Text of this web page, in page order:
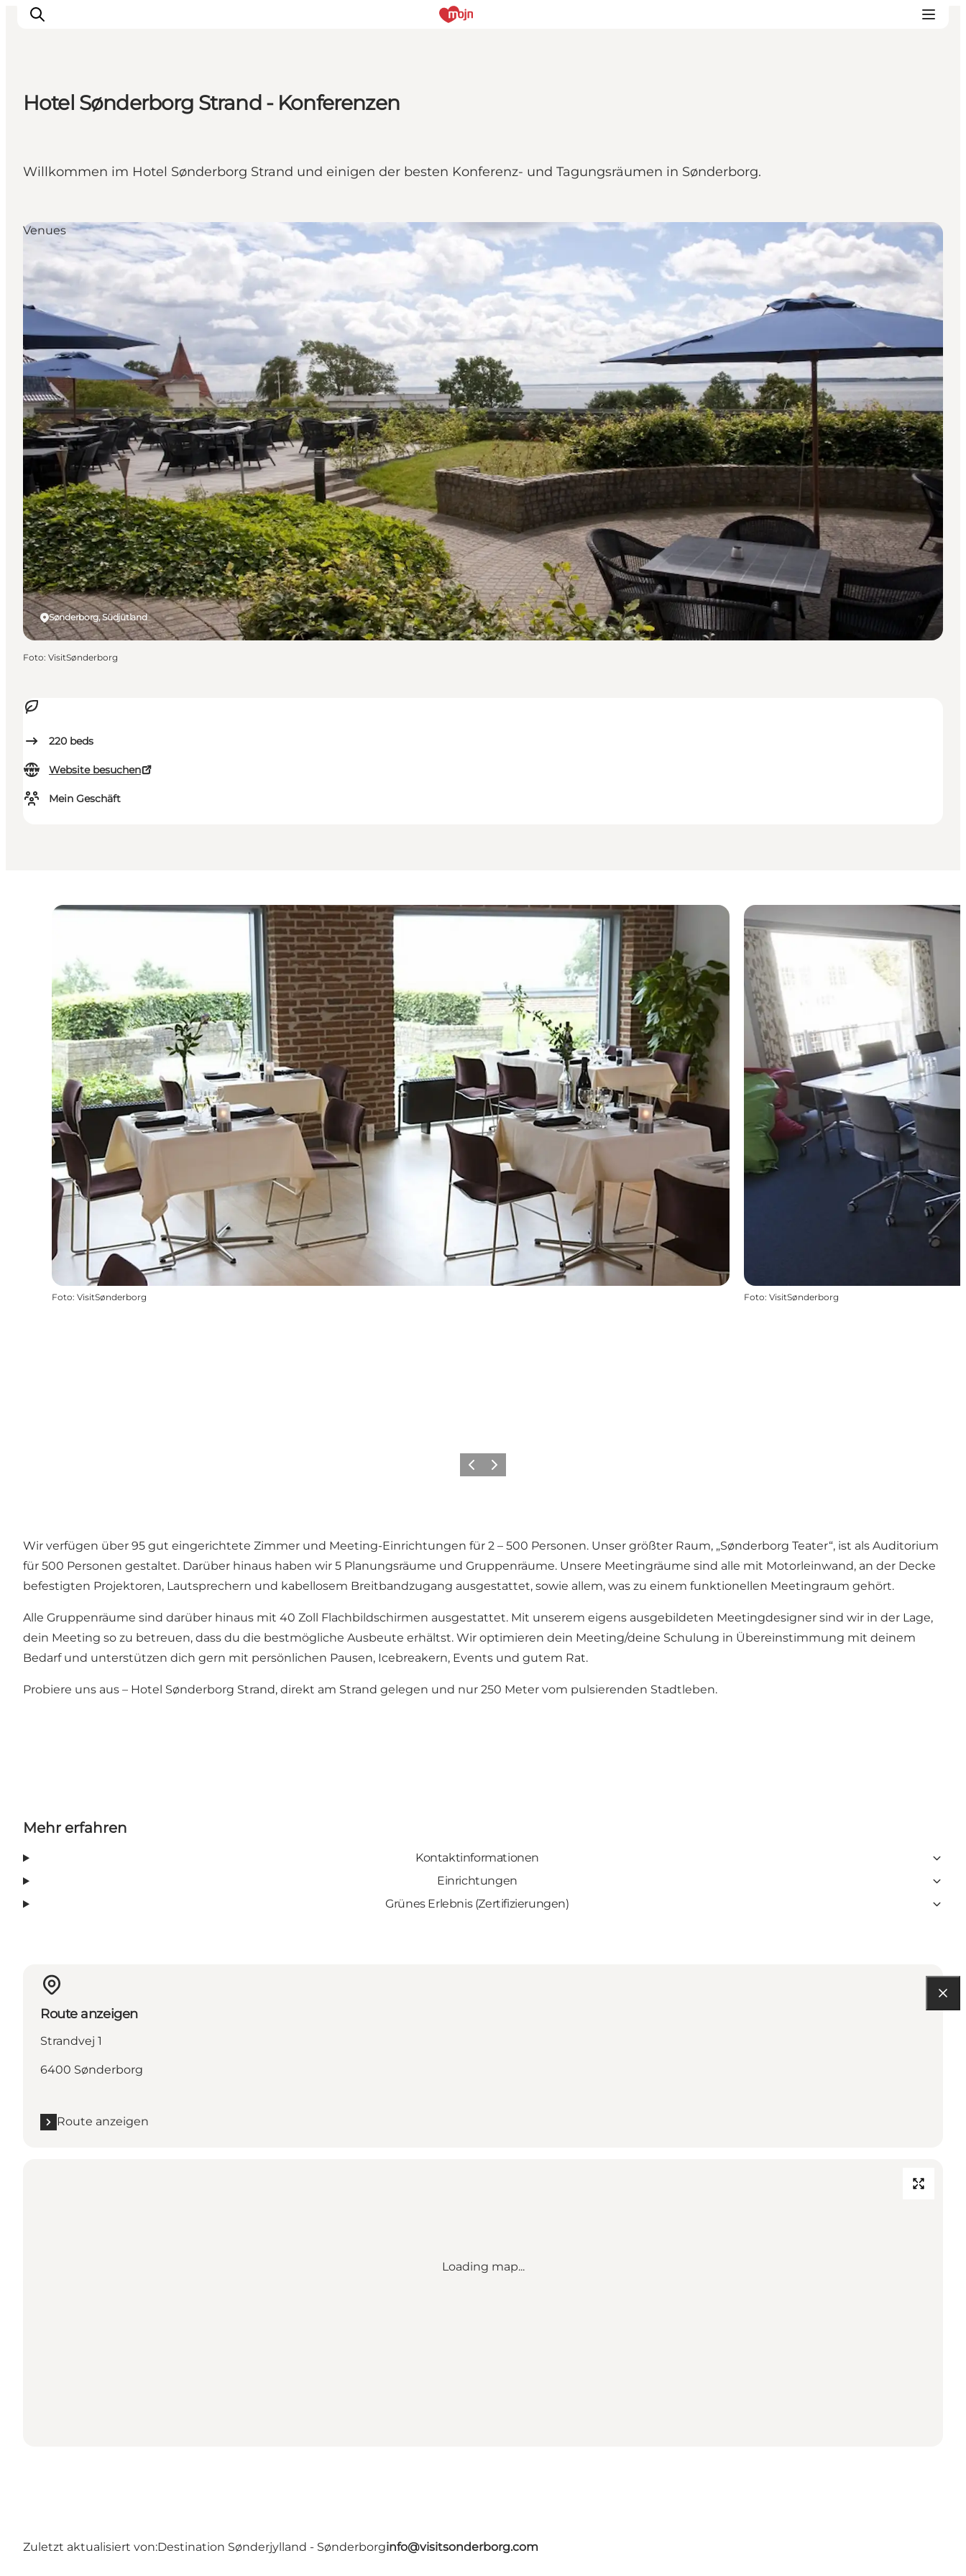
Events
Booking
Hotel Sønderborg Strand - Konferenzen
Willkommen im Hotel Sønderborg Strand und einigen der besten Konferenz- und Tagungsräumen in Sønderborg.
220 beds
Website besuchen
Mein Geschäft
Sønderborg, Südjütland
Venues
Foto: VisitSønderborg
Foto: VisitSønderborg Foto: VisitSønderborg
ZurückWeiter
Wir verfügen über 95 gut eingerichtete Zimmer und Meeting-Einrichtungen für 2 – 500 Personen. Unser größter Raum, „Sønderborg Teater“, ist als Auditorium
für 500 Personen gestaltet. Darüber hinaus haben wir 5 Planungsräume und Gruppenräume. Unsere Meetingräume sind alle mit Motorleinwand, an der Decke
befestigten Projektoren, Lautsprechern und kabellosem Breitbandzugang ausgestattet, sowie allem, was zu einem funktionellen Meetingraum gehört.
Alle Gruppenräume sind darüber hinaus mit 40 Zoll Flachbildschirmen ausgestattet. Mit unserem eigens ausgebildeten Meetingdesigner sind wir in der Lage,
dein Meeting so zu betreuen, dass du die bestmögliche Ausbeute erhältst. Wir optimieren dein Meeting/deine Schulung in Übereinstimmung mit deinem
Bedarf und unterstützen dich gern mit persönlichen Pausen, Icebreakern, Events und gutem Rat.
Probiere uns aus – Hotel Sønderborg Strand, direkt am Strand gelegen und nur 250 Meter vom pulsierenden Stadtleben.
Mehr erfahren
Kontaktinformationen
Einrichtungen
Grünes Erlebnis (Zertifizierungen)
Route anzeigen
Strandvej 1
6400 Sønderborg
Route anzeigen
Loading map...
Zuletzt aktualisiert von:Destination Sønderjylland - Sønderborginfo@visitsonderborg.com